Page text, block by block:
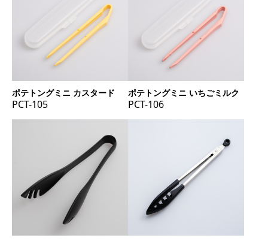
ポテトングミニ カスタード
PCT-105
ポテトングミニ いちごミルク
PCT-106